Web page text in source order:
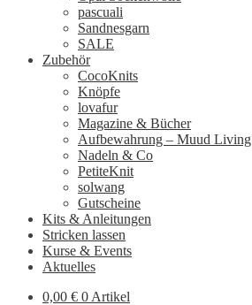
pascuali
Sandnesgarn
SALE
Zubehör
CocoKnits
Knöpfe
lovafur
Magazine & Bücher
Aufbewahrung – Muud Living
Nadeln & Co
PetiteKnit
solwang
Gutscheine
Kits & Anleitungen
Stricken lassen
Kurse & Events
Aktuelles
0,00 € 0 Artikel